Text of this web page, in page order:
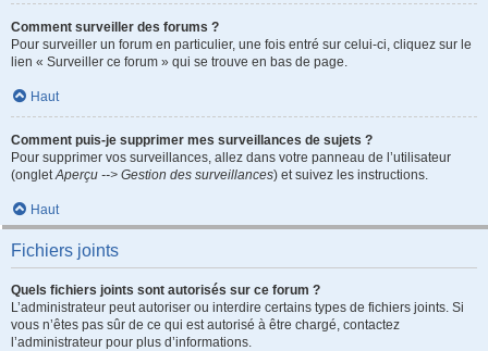
Comment surveiller des forums ?
Pour surveiller un forum en particulier, une fois entré sur celui-ci, cliquez sur le
lien « Surveiller ce forum » qui se trouve en bas de page.
Haut
Comment puis-je supprimer mes surveillances de sujets ?
Pour supprimer vos surveillances, allez dans votre panneau de l’utilisateur
(ongletAperçu --> Gestion des surveillances) et suivez les instructions.
Haut
Fichiers joints
Quels fichiers joints sont autorisés sur ce forum ?
L’administrateur peut autoriser ou interdire certains types de fichiers joints. Si
vous n’êtes pas sûr de ce qui est autorisé à être chargé, contactez
l’administrateur pour plus d’informations.